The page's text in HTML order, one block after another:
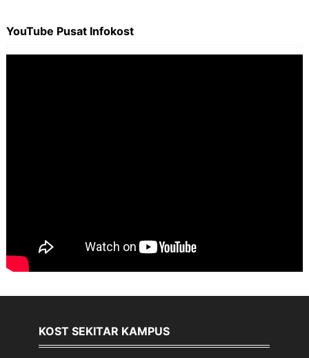
YouTube Pusat Infokost
KOST SEKITAR KAMPUS